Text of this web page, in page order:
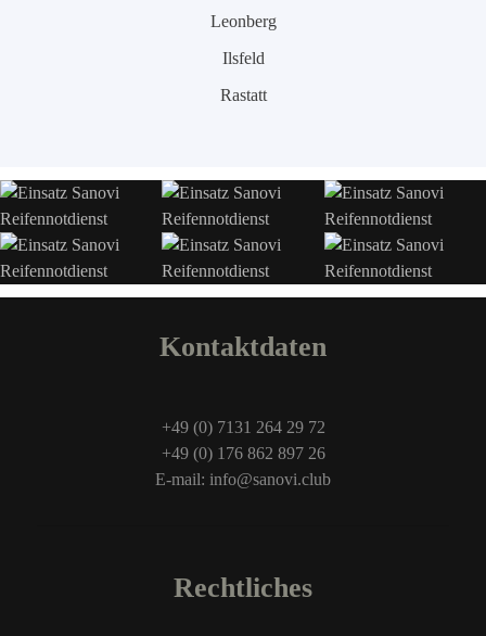
Leonberg
Ilsfeld
Rastatt
Kontaktdaten
+49 (0) 7131 264 29 72
+49 (0) 176 862 897 26
E-mail: info@sanovi.club
Rechtliches